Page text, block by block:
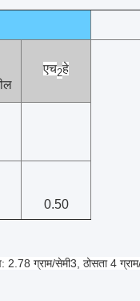
एच2हे
0.50
ग्राम/सेमी3, ठोसता 4